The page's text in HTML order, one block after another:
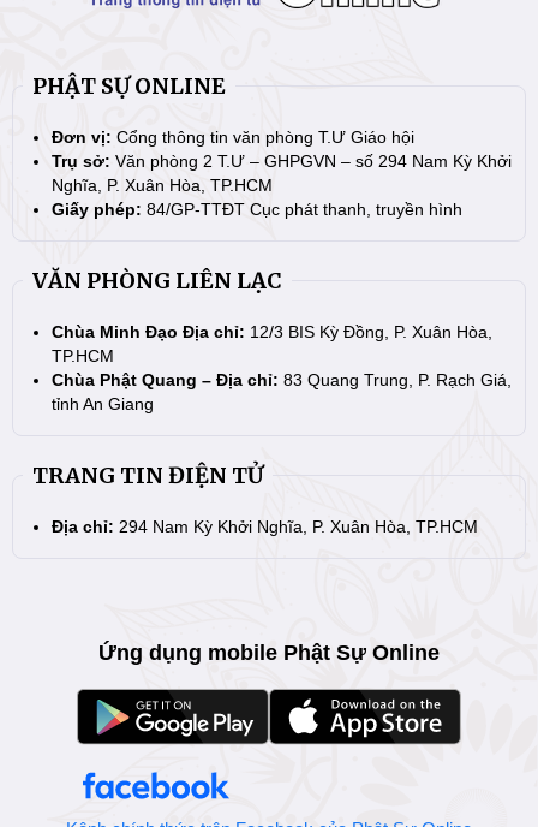
PHẬT SỰ ONLINE
Đơn vị: Cổng thông tin văn phòng T.Ư Giáo hội
Trụ sở: Văn phòng 2 T.Ư – GHPGVN – số 294 Nam Kỳ Khởi
Nghĩa, P. Xuân Hòa, TP.HCM
Giấy phép: 84/GP-TTĐT Cục phát thanh, truyền hình
VĂN PHÒNG LIÊN LẠC
Chùa Minh Đạo Địa chỉ: 12/3 BIS Kỳ Đồng, P. Xuân Hòa,
TP.HCM
Chùa Phật Quang – Địa chỉ: 83 Quang Trung, P. Rạch Giá,
tỉnh An Giang
TRANG TIN ĐIỆN TỬ
Địa chỉ: 294 Nam Kỳ Khởi Nghĩa, P. Xuân Hòa, TP.HCM
Ứng dụng mobile Phật Sự Online